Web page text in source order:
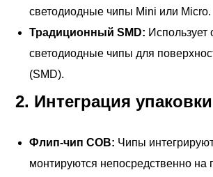
светодиодные чипы Mini или Micro.
Традиционный SMD:
светодиодные чипы для
(SMD).
2. Интеграция упаковки
Флип-чип COB: Чипы
монтируются непосредственно на